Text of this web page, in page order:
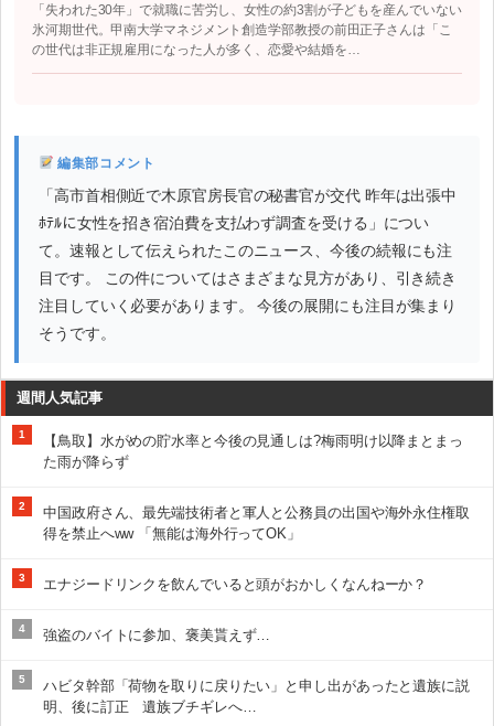
「失われた30年」で就職に苦労し、女性の約3割が子どもを産んでいない
氷河期世代。甲南大学マネジメント創造学部教授の前田正子さんは「こ
の世代は非正規雇用になった人が多く、恋愛や結婚を…
編集部コメント
「高市首相側近で木原官房長官の秘書官が交代 昨年は出張中
ﾎﾃﾙに女性を招き宿泊費を支払わず調査を受ける」につい
て。速報として伝えられたこのニュース、今後の続報にも注
目です。 この件についてはさまざまな見方があり、引き続き
注目していく必要があります。 今後の展開にも注目が集まり
そうです。
週間人気記事
1
【鳥取】水がめの貯水率と今後の見通しは?梅雨明け以降まとまっ
た雨が降らず
2
中国政府さん、最先端技術者と軍人と公務員の出国や海外永住権取
得を禁止へww 「無能は海外行ってOK」
3 エナジードリンクを飲んでいると頭がおかしくなんねーか？
4 強盗のバイトに参加、褒美貰えず…
5
ハビタ幹部「荷物を取りに戻りたい」と申し出があったと遺族に説
明、後に訂正 遺族ブチギレへ…